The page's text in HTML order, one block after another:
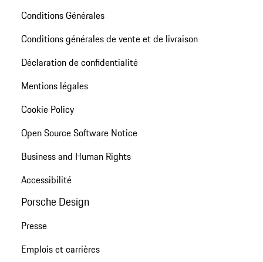
Conditions Générales
Conditions générales de vente et de livraison
Déclaration de confidentialité
Mentions légales
Cookie Policy
Open Source Software Notice
Business and Human Rights
Accessibilité
Porsche Design
Presse
Emplois et carrières